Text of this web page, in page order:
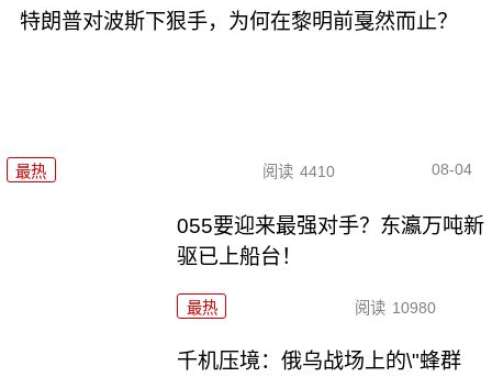
特朗普对波斯下狠手，为何在黎明前戛然而止？
最热 阅读 4410 08-04
055要迎来最强对手？东瀛万吨新
驱已上船台！
最热 阅读 10980
千机压境：俄乌战场上的\"蜂群